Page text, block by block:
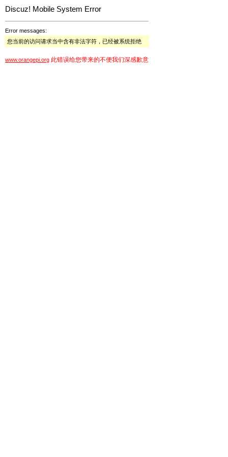
Discuz! Mobile System Error
Error messages:
您当前的访问请求当中含有非法字符，已经被系统拒绝
www.orangepi.org 此错误给您带来的不便我们深感歉意